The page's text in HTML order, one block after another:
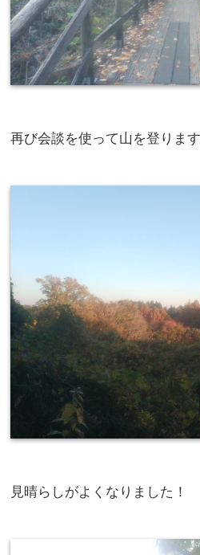
再び会談を使って山を登りま
見晴らしがよくなりました！